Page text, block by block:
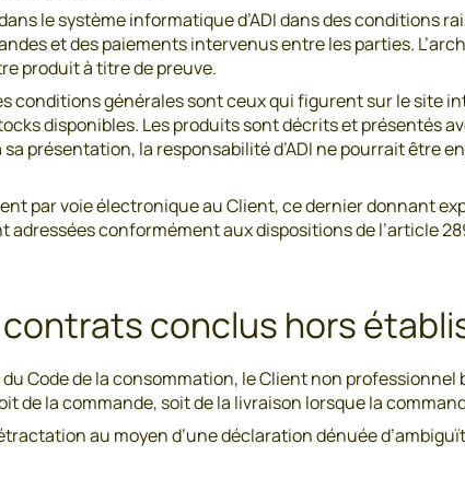
le système informatique d’ADI dans des conditions
et des paiements intervenus entre les parties.
produit à titre de preuve.
conditions générales sont ceux qui figurent sur le site
disponibles. Les produits sont décrits et présentés
présentation, la responsabilité d’ADI ne pourrait être
par voie électronique au Client, ce dernier donnant
conformément aux dispositions de l’article
conclus hors
Code de la consommation, le Client non
de la commande, soit de la livraison lorsque la
au moyen d’une déclaration dénuée